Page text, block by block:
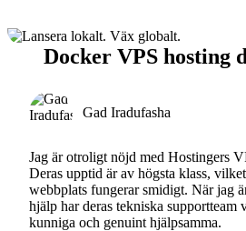
Docker VPS hosting
Gad Iradufasha
Jag är otroligt nöjd med Hostingers
Deras upptid är av högsta klass,
webbplats fungerar smidigt. När jag
hjälp har deras tekniska supportteam
kunniga och genuint hjälpsamma.